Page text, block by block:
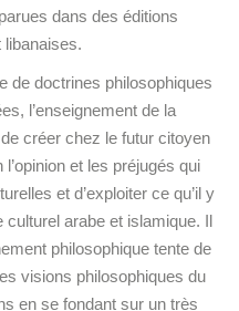
dans des éditions
libanaises.
de doctrines philosophiques
l’enseignement de la
créer chez le futur citoyen
et les préjugés qui
et d’exploiter ce qu’il y
culturel arabe et islamique. Il
philosophique tente de
visions philosophiques du
en se fondant sur un très